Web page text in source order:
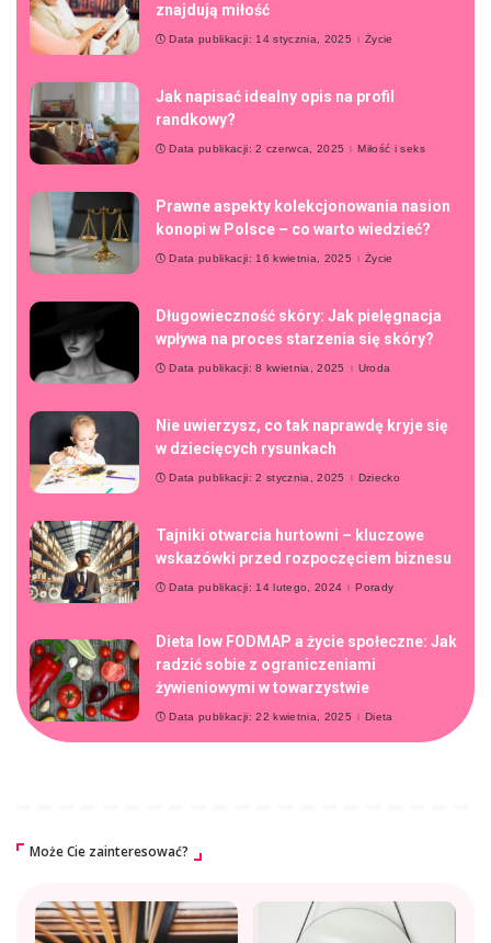
znajdują miłość
Data publikacji: 14 stycznia, 2025 Życie
Jak napisać idealny opis na profil
randkowy?
Data publikacji: 2 czerwca, 2025 Miłość i seks
Prawne aspekty kolekcjonowania nasion
konopi w Polsce – co warto wiedzieć?
Data publikacji: 16 kwietnia, 2025 Życie
Długowieczność skóry: Jak pielęgnacja
wpływa na proces starzenia się skóry?
Data publikacji: 8 kwietnia, 2025 Uroda
Nie uwierzysz, co tak naprawdę kryje się
w dziecięcych rysunkach
Data publikacji: 2 stycznia, 2025 Dziecko
Tajniki otwarcia hurtowni – kluczowe
wskazówki przed rozpoczęciem biznesu
Data publikacji: 14 lutego, 2024 Porady
Dieta low FODMAP a życie społeczne: Jak
radzić sobie z ograniczeniami
żywieniowymi w towarzystwie
Data publikacji: 22 kwietnia, 2025 Dieta
Może Cie zainteresować?